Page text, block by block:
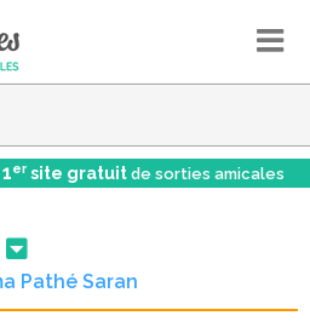
1er site gratuit de sorties amicales
Pathé Saran